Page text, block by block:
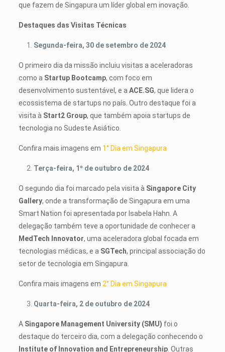
que fazem de Singapura um líder global em inovação.
Destaques das Visitas Técnicas
Segunda-feira, 30 de setembro de 2024
O primeiro dia da missão incluiu visitas a aceleradoras
como a Startup Bootcamp, com foco em
desenvolvimento sustentável, e a ACE.SG, que lidera o
ecossistema de startups no país. Outro destaque foi a
visita à Start2 Group, que também apoia startups de
tecnologia no Sudeste Asiático.
Confira mais imagens em 1° Dia em Singapura
Terça-feira, 1º de outubro de 2024
O segundo dia foi marcado pela visita à Singapore City
Gallery, onde a transformação de Singapura em uma
Smart Nation foi apresentada por Isabela Hahn. A
delegação também teve a oportunidade de conhecer a
MedTech Innovator, uma aceleradora global focada em
tecnologias médicas, e a SGTech, principal associação do
setor de tecnologia em Singapura.
Confira mais imagens em 2° Dia em Singapura
Quarta-feira, 2 de outubro de 2024
A Singapore Management University (SMU) foi o
destaque do terceiro dia, com a delegação conhecendo o
Institute of Innovation and Entrepreneurship. Outras